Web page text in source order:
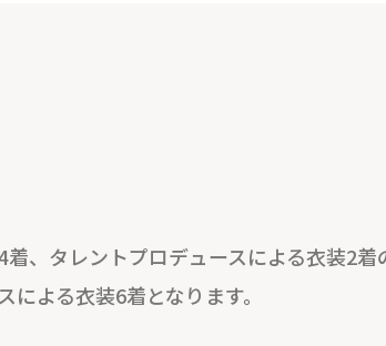
、タレントプロデュースによる衣装2着
よる衣装6着となります。